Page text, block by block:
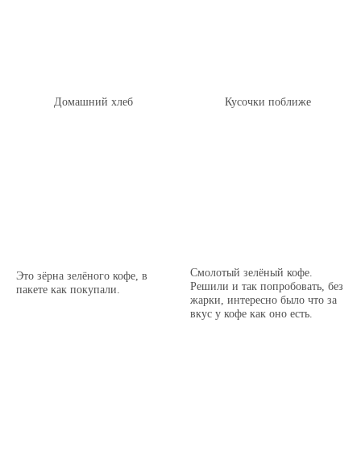
Домашний хлеб Кусочки поближе
Это зёрна зелёного кофе, в
пакете как покупали.
Смолотый зелёный кофе.
Решили и так попробовать, без
жарки, интересно было что за
вкус у кофе как оно есть.